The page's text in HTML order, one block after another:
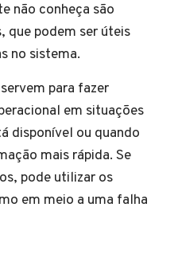
não conheça são
que podem ser úteis
no sistema.
para fazer
em situações
disponível ou quando
mais rápida. Se
pode utilizar os
em meio a uma falha